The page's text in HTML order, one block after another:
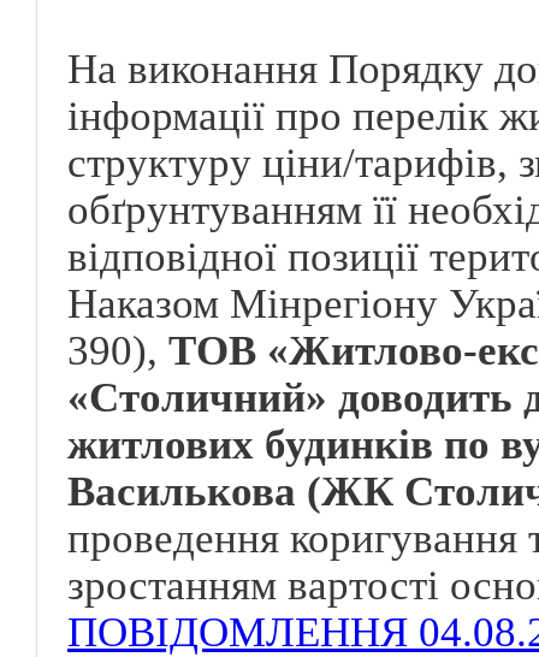
На виконання Порядку
інформації про перелік
структуру ціни/тарифів,
обґрунтуванням її
відповідної позиції
Наказом Мінрегіону
390), ТОВ «Житлово-
«Столичний» доводить
житлових будинків по
Василькова (ЖК
проведення коригування
зростанням вартості
ПОВІДОМЛЕННЯ